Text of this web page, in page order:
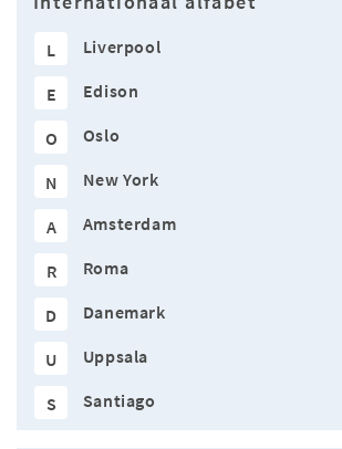
L Liverpool
E Edison
O Oslo
N New York
A Amsterdam
R Roma
D Danemark
U Uppsala
S Santiago